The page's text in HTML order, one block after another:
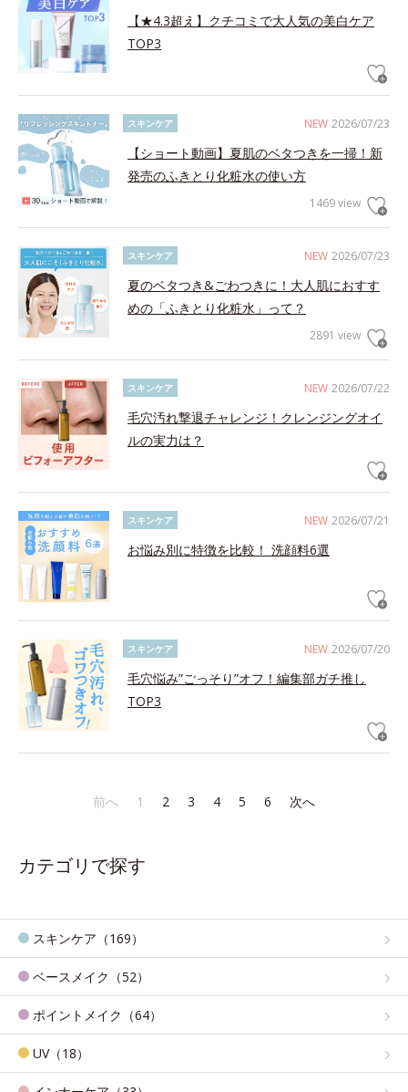
【★4.3超え】クチコミで大人気の美白ケア
TOP3
NEW 2026/07/23
スキンケア
【ショート動画】夏肌のベタつきを一掃！新
発売のふきとり化粧水の使い方
1469 view
NEW 2026/07/23
スキンケア
夏のベタつき&ごわつきに！大人肌におすす
めの「ふきとり化粧水」って？
2891 view
NEW 2026/07/22
スキンケア
毛穴汚れ撃退チャレンジ！クレンジングオイ
ルの実力は？
NEW 2026/07/21
スキンケア
お悩み別に特徴を比較！ 洗顔料6選
NEW 2026/07/20
スキンケア
毛穴悩み”ごっそり”オフ！編集部ガチ推し
TOP3
前へ 1 2 3 4 5 6 次へ
カテゴリで探す
スキンケア（169）
ベースメイク（52）
ポイントメイク（64）
UV（18）